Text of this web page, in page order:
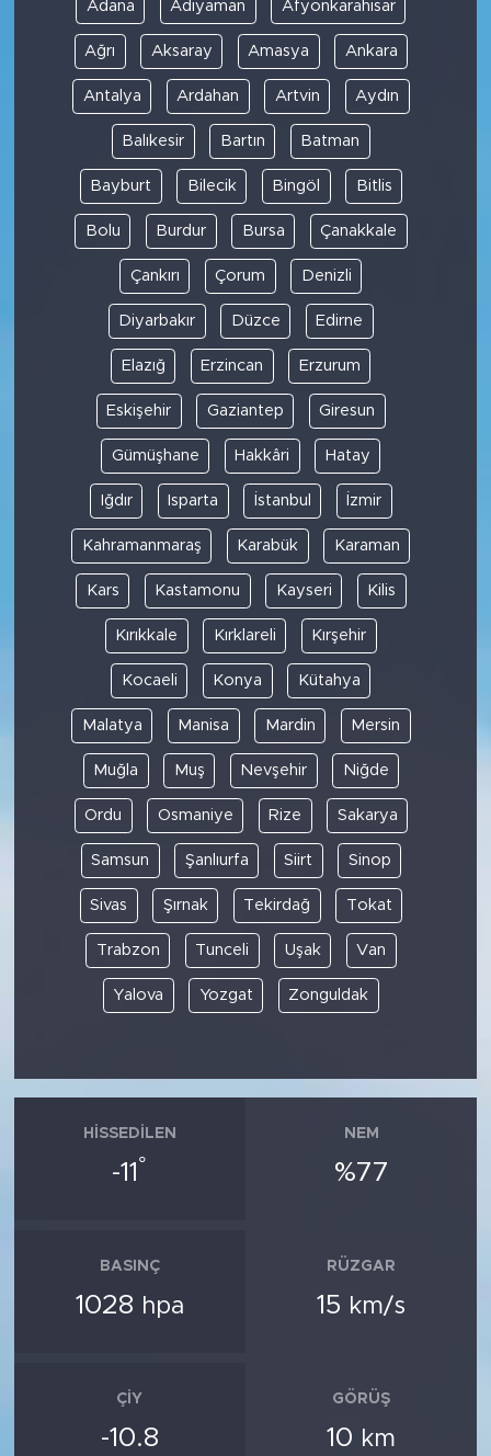
Adana Adıyaman Afyonkarahisar
Ağrı Aksaray Amasya Ankara
Antalya Ardahan Artvin Aydın
Balıkesir Bartın Batman
Bayburt Bilecik Bingöl Bitlis
Bolu Burdur Bursa Çanakkale
Çankırı Çorum Denizli
Diyarbakır Düzce Edirne
Elazığ Erzincan Erzurum
Eskişehir Gaziantep Giresun
Gümüşhane Hakkâri Hatay
Iğdır Isparta İstanbul İzmir
Kahramanmaraş Karabük Karaman
Kars Kastamonu Kayseri Kilis
Kırıkkale Kırklareli Kırşehir
Kocaeli Konya Kütahya
Malatya Manisa Mardin Mersin
Muğla Muş Nevşehir Niğde
Ordu Osmaniye Rize Sakarya
Samsun Şanlıurfa Siirt Sinop
Sivas Şırnak Tekirdağ Tokat
Trabzon Tunceli Uşak Van
Yalova Yozgat Zonguldak
HISSEDILEN
-11 °
NEM
%77
BASINÇ
1028 hpa
RÜZGAR
15 km/s
ÇIY
-10.8
GÖRÜŞ
10 km